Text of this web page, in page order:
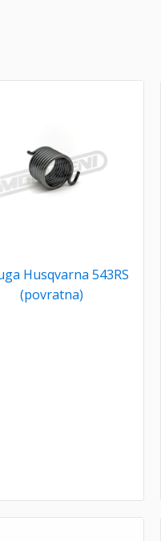
Husqvarna 543RS
(povratna)